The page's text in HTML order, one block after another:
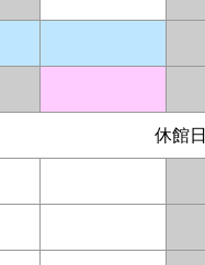
休館日